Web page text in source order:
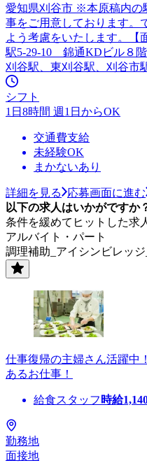
愛知県刈谷市 ※本原稿内の
事をご用意しております。
よう考慮をいたします。【
駅5-29-10 錦通KDビル８階
刈谷駅、東刈谷駅、刈谷市
シフト
1日8時間 週1日からOK
交通費支給
未経験OK
まかないあり
詳細を見る
応募画面に進む
以下の求人はいかがですか
条件を緩めてヒットした求
アルバイト・パート
調理補助_アイシンビレッジ
仕事復帰の主婦さん活躍中
あるお仕事！
給食スタッフ 時給
勤務地
面接地